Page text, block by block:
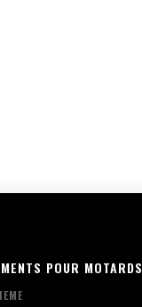
POUR MOTARDS